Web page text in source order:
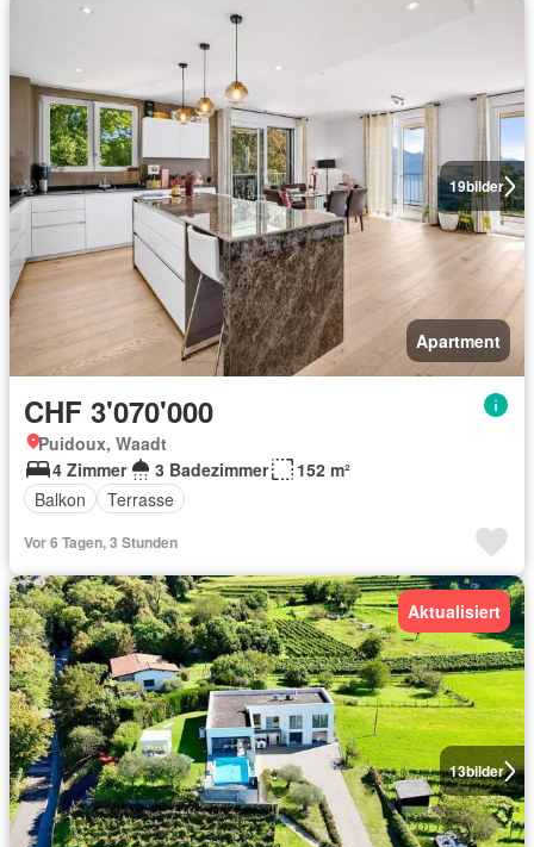
19bilder
Apartment
CHF 3'070'000
Puidoux, Waadt
4 Zimmer
3 Badezimmer
152 m²
Balkon
Terrasse
Vor 6 Tagen, 3 Stunden
13bilder
Aktualisiert